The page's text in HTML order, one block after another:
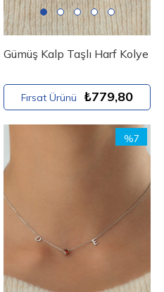
Gümüş Kalp Taşlı Harf Kolye
Fırsat Ürünü ₺779,80
%7